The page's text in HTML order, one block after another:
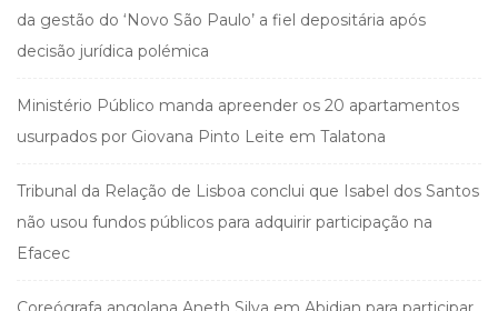
da gestão do ‘Novo São Paulo’ a fiel depositária após
decisão jurídica polémica
Ministério Público manda apreender os 20 apartamentos
usurpados por Giovana Pinto Leite em Talatona
Tribunal da Relação de Lisboa conclui que Isabel dos Santos
não usou fundos públicos para adquirir participação na
Efacec